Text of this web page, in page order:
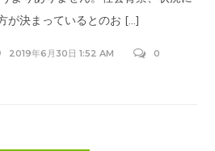
が決まっているとのお […]
2019年6月30日 1:52 AM 0